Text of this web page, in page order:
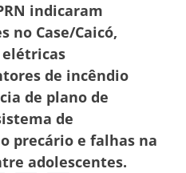
indicaram
no Case/Caicó,
de incêndio
de plano de
de
precário e falhas na
adolescentes.